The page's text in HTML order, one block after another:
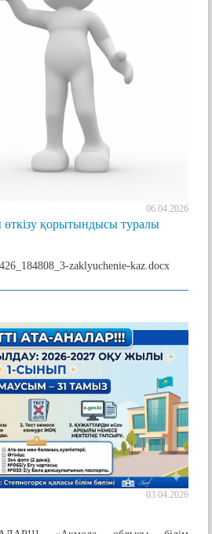
06.04.2026
өткізу қорытындысы туралы
zaklyuchenie-kaz.docx
03.04.2026